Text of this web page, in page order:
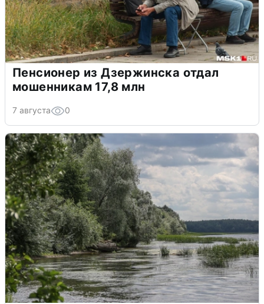
Пенсионер из Дзержинска отдал
мошенникам 17,8 млн
7 августа 0